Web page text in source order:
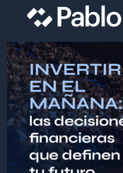
INFORMACIÓN
Biografía
Blog